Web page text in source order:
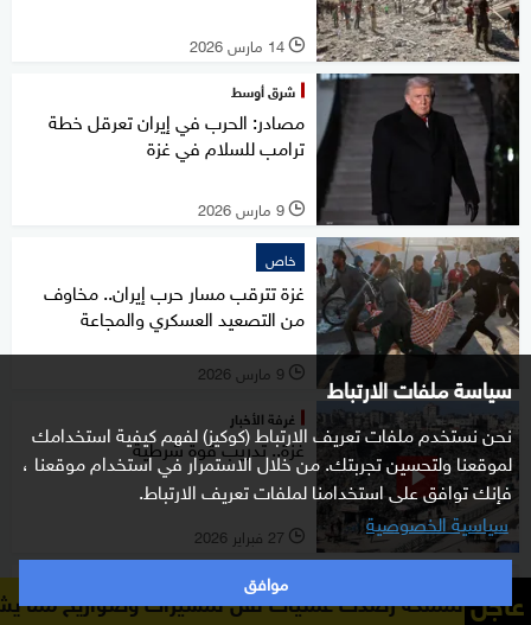
سياسة ملفات الارتباط
نحن نستخدم ملفات تعريف الارتباط (كوكيز) لفهم كيفية استخدامك
لموقعنا ولتحسين تجربتك. من خلال الاستمرار في استخدام موقعنا ،
فإنك توافق على استخدامنا لملفات تعريف الارتباط.
سياسية الخصوصية
موافق
l 14 مارس 2026
شرق أوسط
مصادر: الحرب في إيران تعرقل خطة
ترامب للسلام في غزة
l 9 مارس 2026
خاص
غزة تترقب مسار حرب إيران.. مخاوف
من التصعيد العسكري والمجاعة
l 9 مارس 2026
غرفة الأخبار
غزة.. تدريب قوة شرطية
l 27 فبراير 2026
شرق أوسط
محكمة إسرائيل العليا تسمح لمنظمات عاجل
عمليات نقل لمسيرات وصواريخ مما يشير إلى احتمال